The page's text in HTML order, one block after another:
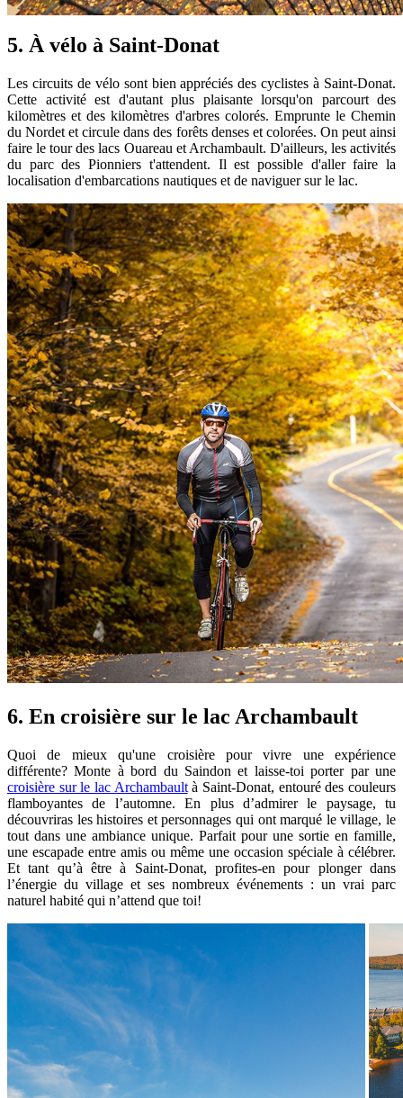
5. À vélo à Saint-Donat
Les circuits de vélo sont bien appréciés des cyclistes à Saint-Donat.
Cette activité est d'autant plus plaisante lorsqu'on parcourt des
kilomètres et des kilomètres d'arbres colorés. Emprunte le Chemin
du Nordet et circule dans des forêts denses et colorées. On peut ainsi
faire le tour des lacs Ouareau et Archambault. D'ailleurs, les activités
du parc des Pionniers t'attendent. Il est possible d'aller faire la
localisation d'embarcations nautiques et de naviguer sur le lac.
6. En croisière sur le lac Archambault
Quoi de mieux qu'une croisière pour vivre une expérience
différente? Monte à bord du Saindon et laisse-toi porter par une
croisière sur le lac Archambaultà Saint-Donat, entouré des couleurs
flamboyantes de l’automne. En plus d’admirer le paysage, tu
découvriras les histoires et personnages qui ont marqué le village, le
tout dans une ambiance unique. Parfait pour une sortie en famille,
une escapade entre amis ou même une occasion spéciale à célébrer.
Et tant qu’à être à Saint-Donat, profites-en pour plonger dans
l’énergie du village et ses nombreux événements : un vrai parc
naturel habité qui n’attend que toi!